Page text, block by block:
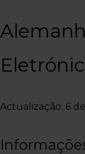
Actualização: 6